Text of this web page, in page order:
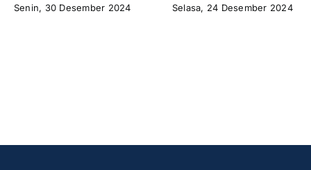
Senin, 30 Desember 2024 Selasa, 24 Desember 2024